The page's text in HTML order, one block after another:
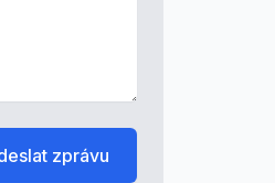
zprávu